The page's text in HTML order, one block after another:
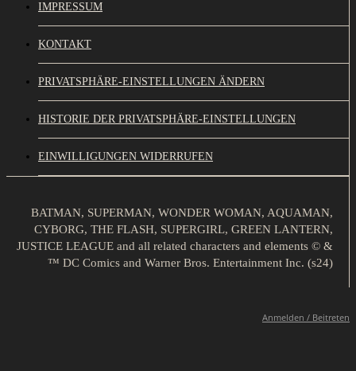
IMPRESSUM
KONTAKT
PRIVATSPHÄRE-EINSTELLUNGEN ÄNDERN
HISTORIE DER PRIVATSPHÄRE-EINSTELLUNGEN
EINWILLIGUNGEN WIDERRUFEN
BATMAN, SUPERMAN, WONDER WOMAN, AQUAMAN,
CYBORG, THE FLASH, SUPERGIRL, GREEN LANTERN,
JUSTICE LEAGUE and all related characters and elements © &
™ DC Comics and Warner Bros. Entertainment Inc. (s24)
Anmelden / Beitreten